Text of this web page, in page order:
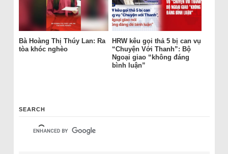
Bà Hoàng Thị Thúy Lan: Ra
tòa khóc nghèo
HRW kêu gọi thả 5 bị can vụ
“Chuyện Với Thanh”: Bộ
Ngoại giao “không đáng
bình luận”
SEARCH